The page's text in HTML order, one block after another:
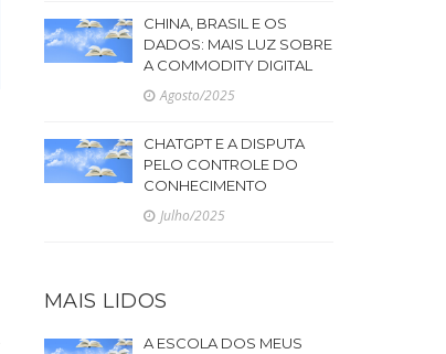
CHINA, BRASIL E OS
DADOS: MAIS LUZ SOBRE
A COMMODITY DIGITAL
Agosto/2025
CHATGPT E A DISPUTA
PELO CONTROLE DO
CONHECIMENTO
Julho/2025
MAIS LIDOS
A ESCOLA DOS MEUS